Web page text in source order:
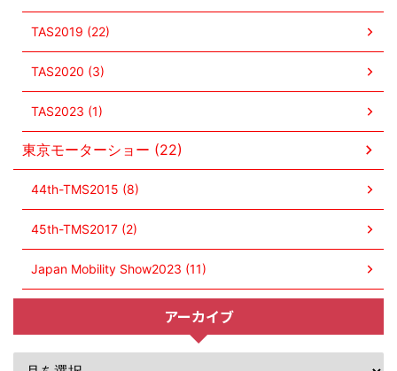
TAS2019 (22)
TAS2020 (3)
TAS2023 (1)
東京モーターショー (22)
44th-TMS2015 (8)
45th-TMS2017 (2)
Japan Mobility Show2023 (11)
アーカイブ